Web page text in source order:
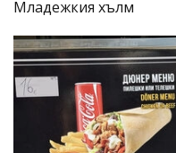
Младежкия хълм